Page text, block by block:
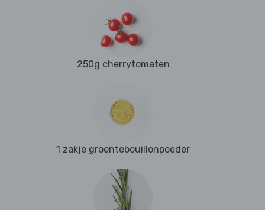
250g cherrytomaten
1 zakje groentebouillonpoeder